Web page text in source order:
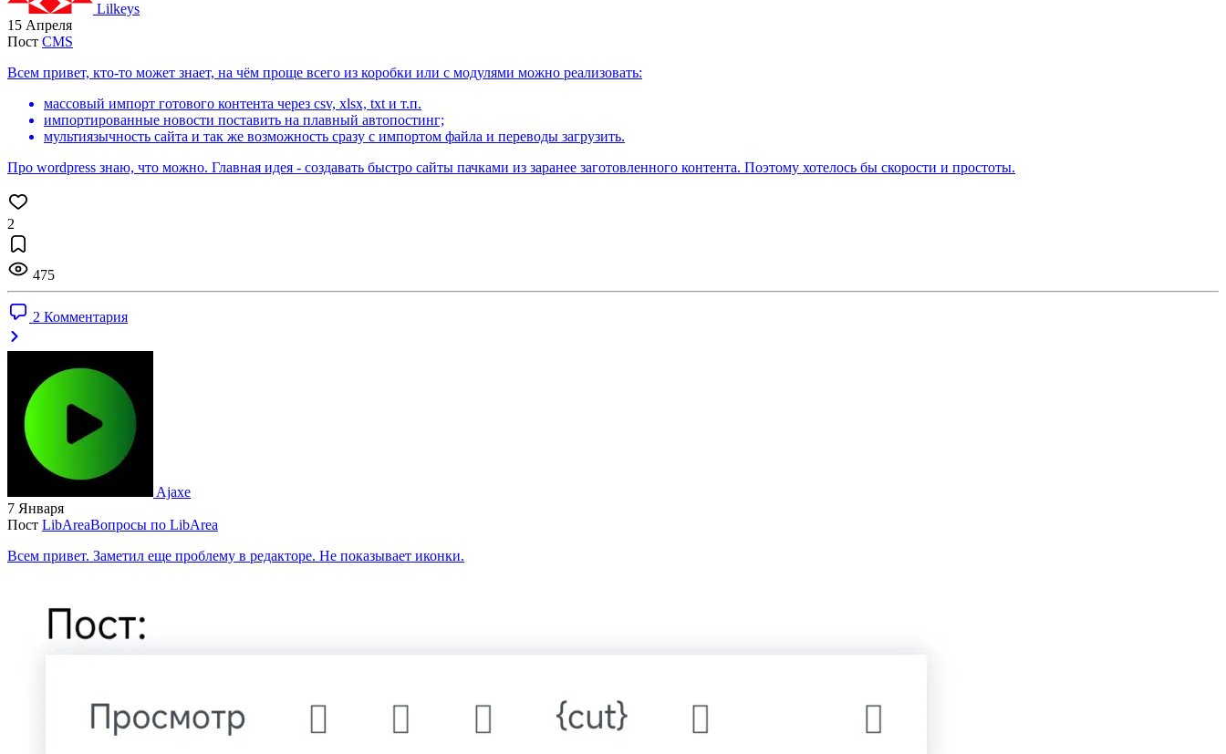
Lilkeys
15 Апреля
Пост CMS
Всем привет, кто-то может знает, на чём проще всего из коробки или с модулями можно реализовать:
массовый импорт готового контента через csv, xlsx, txt и т.п.
импортированные новости поставить на плавный автопостинг;
мультиязычность сайта и так же возможность сразу с импортом файла и переводы загрузить.
Про wordpress знаю, что можно. Главная идея - создавать быстро сайты пачками из заранее заготовленного контента. Поэтому хотелось бы скорости и простоты.
2
475
2 Комментария
Ajaxe
7 Января
Пост LibAreaВопросы по LibArea
Всем привет. Заметил еще проблему в редакторе. Не показывает иконки.